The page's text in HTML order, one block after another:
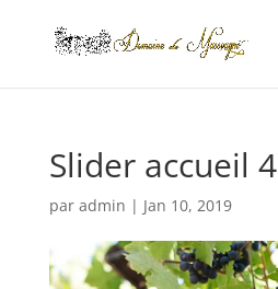
Slider accueil 4
par admin | Jan 10, 2019